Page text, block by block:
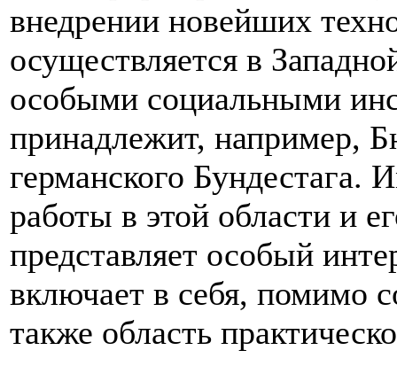
внедрении новейших
осуществляется в
особыми социальными
принадлежит, например,
германского Бундестага.
работы в этой области и
представляет особый
включает в себя, помимо
также область